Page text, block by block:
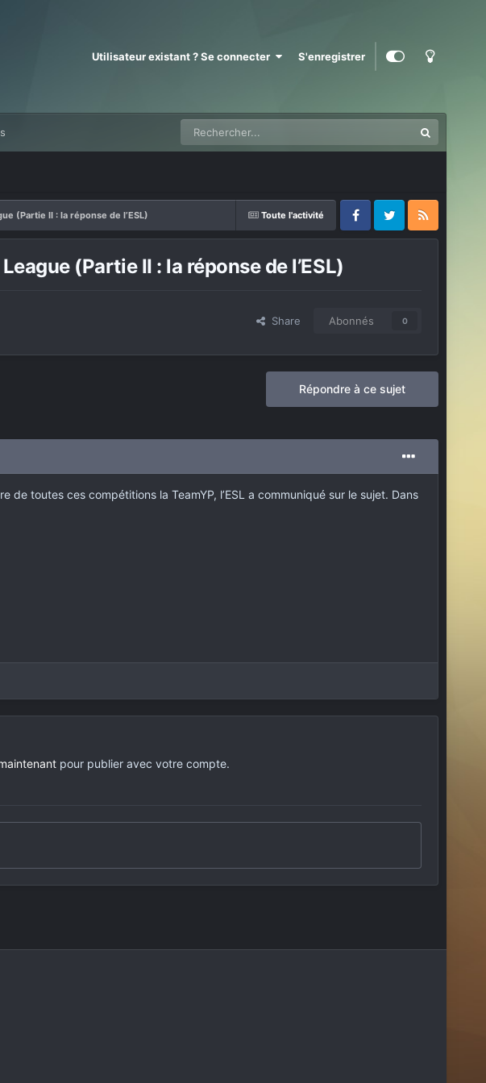
Utilisateur existant ? Se connecter S'enregistrer
Toute l'activité
(Partie II : la réponse de l’ESL)
FacebookTwitter RSS
(Partie II : la réponse de l’ESL)
Share Abonnés 0
Répondre à ce sujet
de toutes ces compétitions la TeamYP, l’ESL a communiqué sur le sujet. Dans
pour publier avec votre compte.